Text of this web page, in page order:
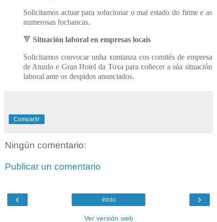
Solicitamos actuar para solucionar o mal estado do firme e as
numerosas fochancas.
🔻 Situación laboral en empresas locais
Solicitamos convocar unha xuntanza cos comités de empresa
de Atunlo e Gran Hotel da Toxa para coñecer a súa situación
laboral ante os despidos anunciados.
Compartir
Ningún comentario:
Publicar un comentario
‹ ›
Inicio
Ver versión web